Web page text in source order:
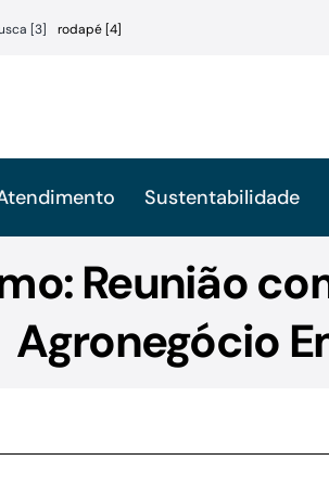
[3] rodapé [4]
Sustentabilidade
Reunião
Agronegócio